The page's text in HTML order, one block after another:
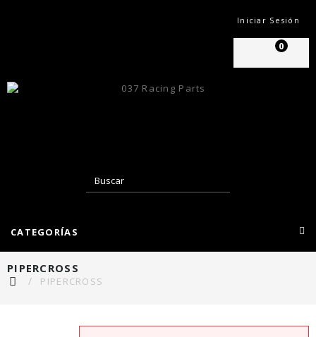
Iniciar Sesión
0
CATEGORÍAS
PIPERCROSS
PIPERCROSS